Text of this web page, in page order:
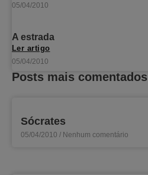
05/04/2010
A estrada
Ler artigo
05/04/2010
Posts mais comentados
Sócrates
05/04/2010 Nenhum comentário